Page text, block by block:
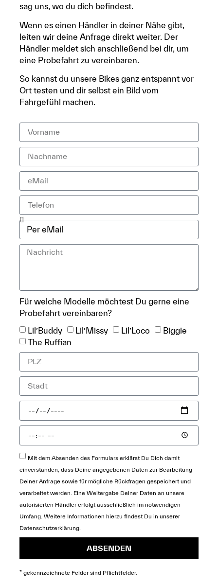
sag uns, wo du dich befindest.
Wenn es einen Händler in deiner Nähe gibt,
leiten wir deine Anfrage direkt weiter. Der
Händler meldet sich anschließend bei dir, um
eine Probefahrt zu vereinbaren.
So kannst du unsere Bikes ganz entspannt vor
Ort testen und dir selbst ein Bild vom
Fahrgefühl machen.
Für welche Modelle möchtest Du gerne eine
Probefahrt vereinbaren?
Lil’Buddy
Lil’Missy Lil’Loco
Biggie
The Ruffian
Mit dem Absenden des Formulars erklärst Du Dich damit
einverstanden, dass Deine angegebenen Daten zur Bearbeitung
Deiner Anfrage sowie für mögliche Rückfragen gespeichert und
verarbeitet werden. Eine Weitergabe Deiner Daten an unsere
autorisierten Händler erfolgt ausschließlich im notwendigen
Umfang. Weitere Informationen hierzu findest Du in unserer
Datenschutzerklärung
ABSENDEN
* gekennzeichnete Felder sind Pflichtfelder.